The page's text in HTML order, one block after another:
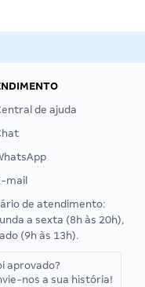
de ajuda
mail
de atendimento:
a sexta (8h às 20h),
(9h às 13h).
aprovado?
nos a sua história!